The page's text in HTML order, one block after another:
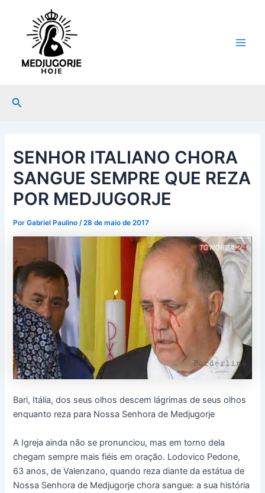
conteúdo
Pesquisar
SENHOR ITALIANO CHORA
SANGUE SEMPRE QUE REZA
POR MEDJUGORJE
PorGabriel Paulino/28 de maio de 2017
Bari, Itália, dos seus olhos descem lágrimas de seus olhos
enquanto reza para Nossa Senhora de Medjugorje
A Igreja ainda não se pronunciou, mas em torno dela
chegam sempre mais fiéis em oração. Lodovico Pedone,
63 anos, de Valenzano, quando reza diante da estátua de
Nossa Senhora de Medjugorje chora sangue: a sua história
navigation